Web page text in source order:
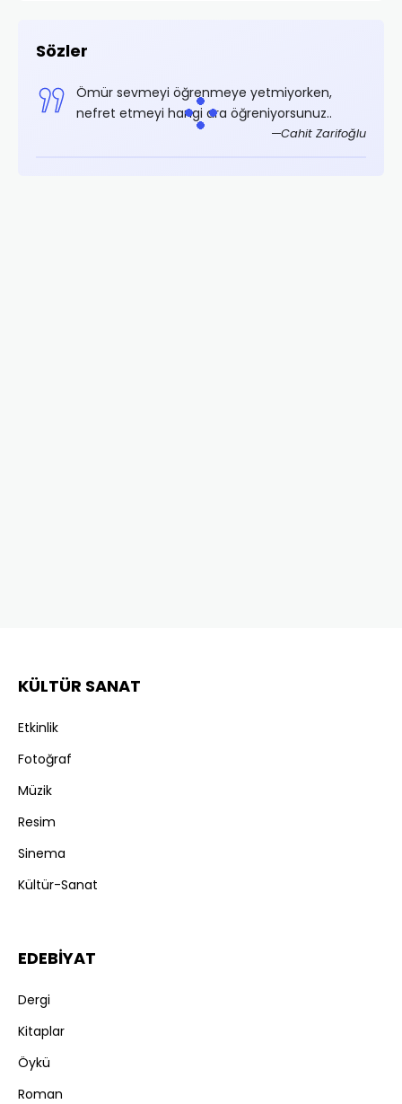
Sözler
Ömür sevmeyi öğrenmeye yetmiyorken,
nefret etmeyi hangi ara öğreniyorsunuz..
Cahit Zarifoğlu
KÜLTÜR SANAT
Etkinlik
Fotoğraf
Müzik
Resim
Sinema
Kültür-Sanat
EDEBİYAT
Dergi
Kitaplar
Öykü
Roman